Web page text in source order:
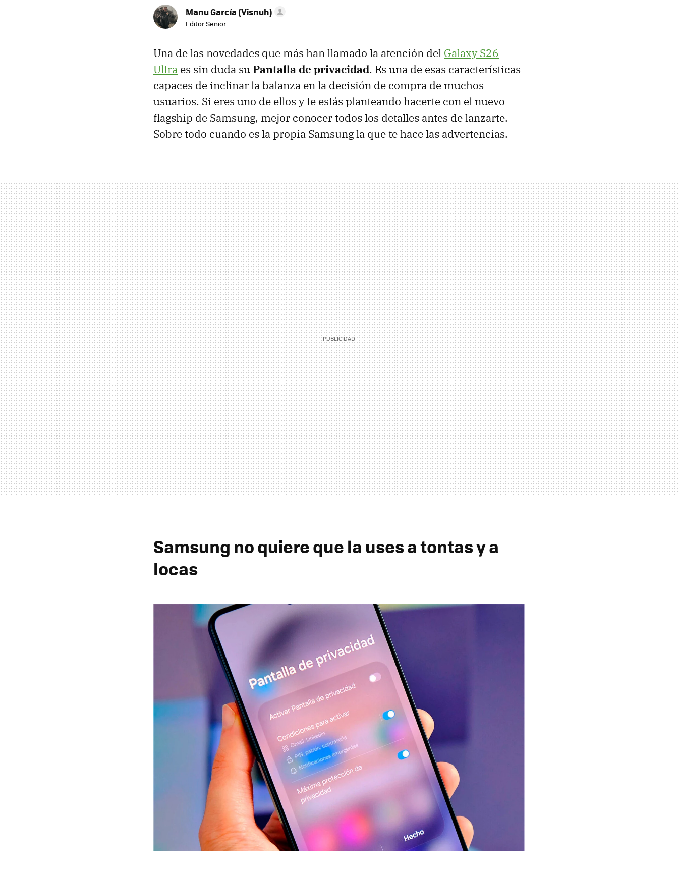
Manu García (Visnuh)
Editor Senior
Una de las novedades que más han llamado la atención del Galaxy S26
Ultra es sin duda suPantalla de privacidad. Es una de esas características
capaces de inclinar la balanza en la decisión de compra de muchos
usuarios. Si eres uno de ellos y te estás planteando hacerte con el nuevo
flagship de Samsung, mejor conocer todos los detalles antes de lanzarte.
Sobre todo cuando es la propia Samsung la que te hace las advertencias.
Samsung no quiere que la uses a tontas y a
locas